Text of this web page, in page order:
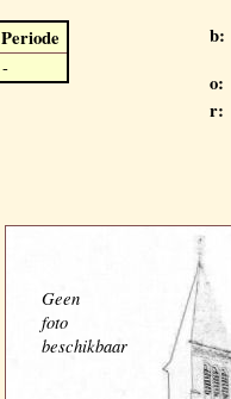
Periode
-
b:
o:
r:
Geen
foto
beschikbaar